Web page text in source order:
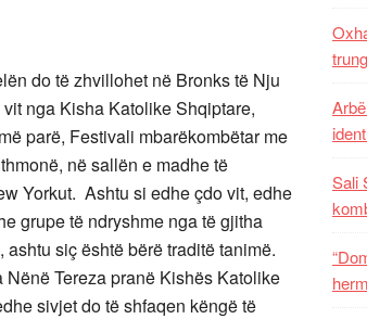
do të zhvillohet në Bronks të Nju
nga Kisha Katolike Shqiptare,
parë, Festivali mbarëkombëtar me
në sallën e madhe të
Yorkut. Ashtu si edhe çdo vit, edhe
grupe të ndryshme nga të gjitha
siç është bërë traditë tanimë.
Tereza pranë Kishës Katolike
sivjet do të shfaqen këngë të
Sali